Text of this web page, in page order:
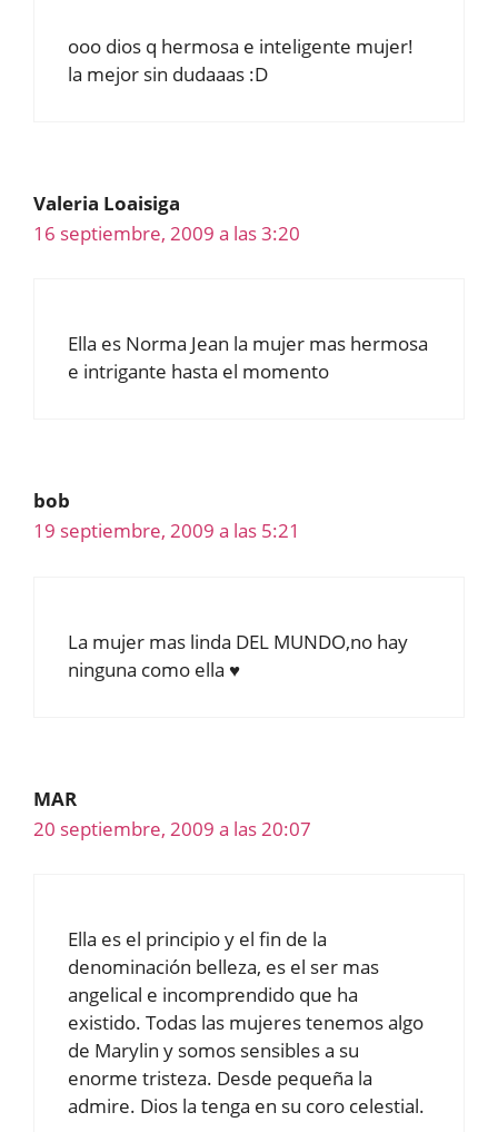
ooo dios q hermosa e inteligente mujer!
la mejor sin dudaaas :D
Valeria Loaisiga
16 septiembre, 2009 a las 3:20
Ella es Norma Jean la mujer mas hermosa
e intrigante hasta el momento
bob
19 septiembre, 2009 a las 5:21
La mujer mas linda DEL MUNDO,no hay
ninguna como ella ♥
MAR
20 septiembre, 2009 a las 20:07
Ella es el principio y el fin de la
denominación belleza, es el ser mas
angelical e incomprendido que ha
existido. Todas las mujeres tenemos algo
de Marylin y somos sensibles a su
enorme tristeza. Desde pequeña la
admire. Dios la tenga en su coro celestial.